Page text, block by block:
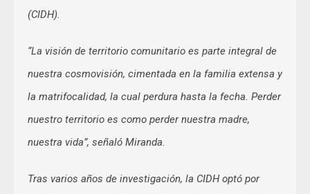
(CIDH).
“La visión de territorio comunitario es parte integral de
nuestra cosmovisión, cimentada en la familia extensa y
la matrifocalidad, la cual perdura hasta la fecha. Perder
nuestro territorio es como perder nuestra madre,
nuestra vida”, señaló Miranda.
Tras varios años de investigación, la CIDH optó por